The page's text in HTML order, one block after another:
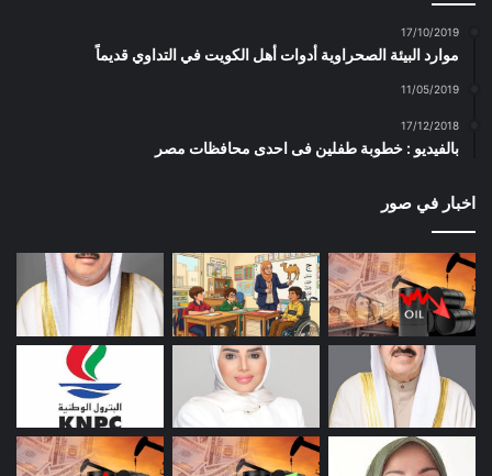
17/10/2019
موارد البيئة الصحراوية أدوات أهل الكويت في التداوي قديماً
11/05/2019
17/12/2018
بالفيديو : خطوبة طفلين فى احدى محافظات مصر
اخبار في صور